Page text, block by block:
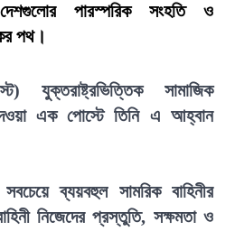
পারস্পরিক সংহতি ও
পথ।
সামাজিক
এক পোস্টে তিনি এ আহ্বান
ব্যয়বহুল সামরিক বাহিনীর
নিজেদের প্রস্তুতি, সক্ষমতা ও